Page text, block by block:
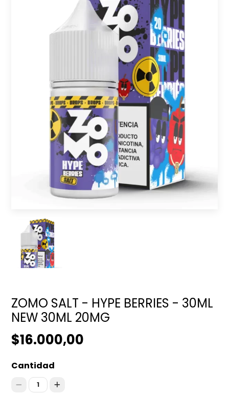
ZOMO SALT - HYPE BERRIES - 30ML
NEW 30ML 20MG
$16.000,00
Cantidad
1